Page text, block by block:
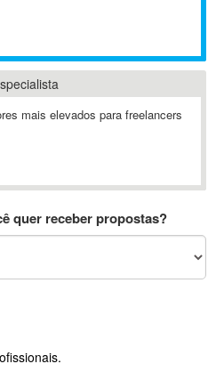
mais elevados para freelancers
quer receber propostas?